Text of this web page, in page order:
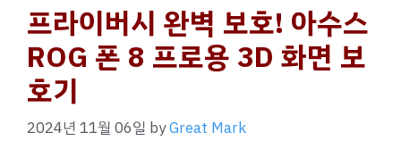
프라이버시 완벽 보호! 아수스
ROG 폰 8 프로용 3D 화면 보
호기
2024년 11월 06일 byGreat Mark